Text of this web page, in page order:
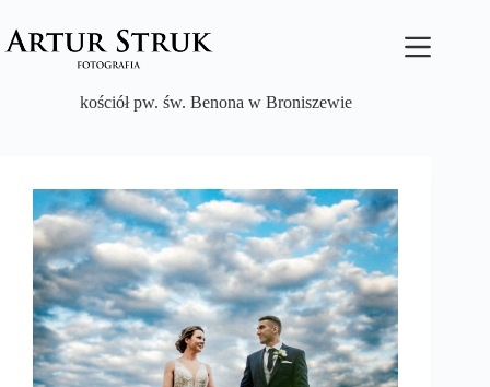
do
treści
kościół pw. św. Benona w Broniszewie